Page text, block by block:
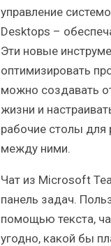
управление
Desktops –
Эти новые
оптимизировать
можно создавать
жизни и
рабочие столы для
между ними.
Чат из Microsoft
панель задач.
помощью текста,
угодно, какой бы